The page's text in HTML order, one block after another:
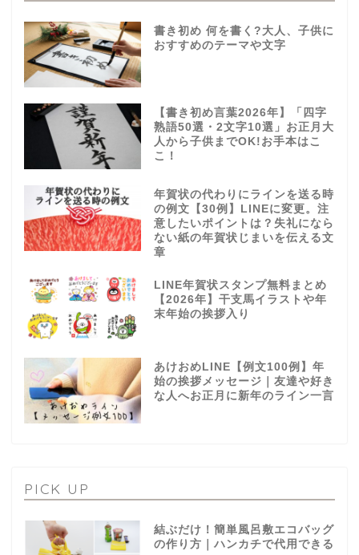
書き初め 何を書く?大人、子供に
おすすめのテーマや文字
【書き初め言葉2026年】「四字
熟語50選・2文字10選」お正月大
人から子供までOK!お手本はこ
こ！
年賀状の代わりにラインを送る時
の例文【30例】LINEに変更。注
意したいポイントは？失礼になら
ない紙の年賀状じまいを伝える文
章
LINE年賀状スタンプ無料まとめ
【2026年】干支馬イラストや年
末年始の挨拶入り
あけおめLINE【例文100例】年
始の挨拶メッセージ｜友達や好き
な人へお正月に新年のライン一言
PICK UP
結ぶだけ！簡単風呂敷エコバッグ
の作り方｜ハンカチで代用できる